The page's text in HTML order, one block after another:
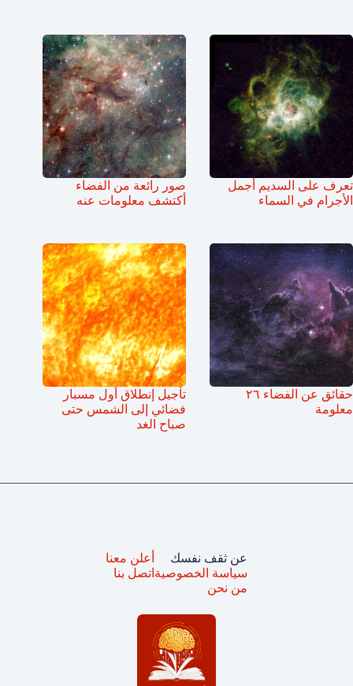
تعرف على السديم أجمل
الأجرام في السماء
صور رائعة من الفضاء
أكتشف معلومات عنه
حقائق عن الفضاء ٢٦
معلومة
تأجيل إنطلاق أول مسبار
فضائي إلى الشمس حتى
صباح الغد
عن ثقف نفسك
سياسة الخصوصية
من نحن
أعلن معنا
اتصل بنا